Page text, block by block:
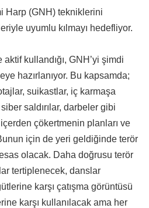
Harp (GNH) tekniklerini
uyumlu kılmayı hedefliyor.
kullandığı, GNH’yi şimdi
hazırlanıyor. Bu kapsamda;
suikastlar, iç karmaşa
saldırılar, darbeler gibi
çökertmenin planları ve
için de yeri geldiğinde terör
olacak. Daha doğrusu terör
tertiplenecek, danslar
karşı çatışma görüntüsü
karşı kullanılacak ama her